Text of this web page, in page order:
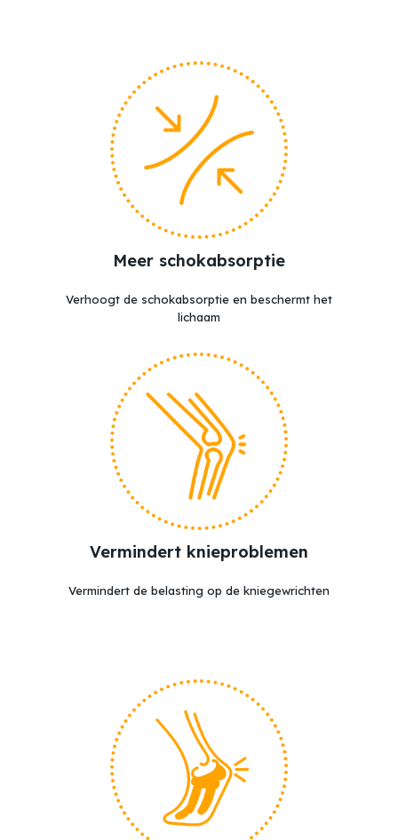
Geen producten in de winkelwagen.
Go to shop
Meer schokabsorptie
Verhoogt de schokabsorptie en beschermt het
lichaam
Vermindert knieproblemen
Vermindert de belasting op de kniegewrichten